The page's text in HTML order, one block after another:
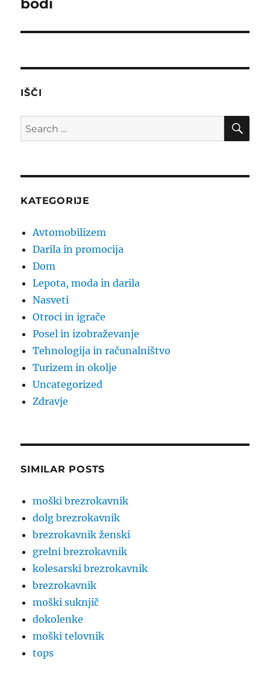
Next
bodi
IŠČI
Search
for:
KATEGORIJE
Avtomobilizem
Darila in promocija
Dom
Lepota, moda in darila
Nasveti
Otroci in igrače
Posel in izobraževanje
Tehnologija in računalništvo
Turizem in okolje
Uncategorized
Zdravje
SIMILAR POSTS
moški brezrokavnik
dolg brezrokavnik
brezrokavnik ženski
grelni brezrokavnik
kolesarski brezrokavnik
brezrokavnik
moški suknjič
dokolenke
moški telovnik
tops